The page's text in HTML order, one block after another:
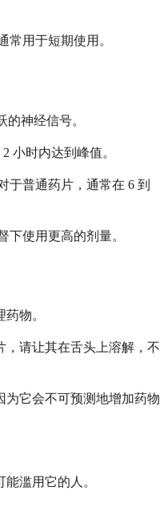
用于短期使用。
神经信号。
小时内达到峰值。
于普通药片，通常在 6 到
使用更高的剂量。
物。
请让其在舌头上溶解，不
它会不可预测地增加药物
滥用它的人。